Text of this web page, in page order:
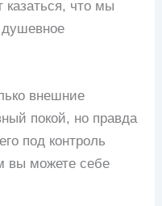
что мы
душевное
внешние
покой, но правда
под контроль
вы можете себе